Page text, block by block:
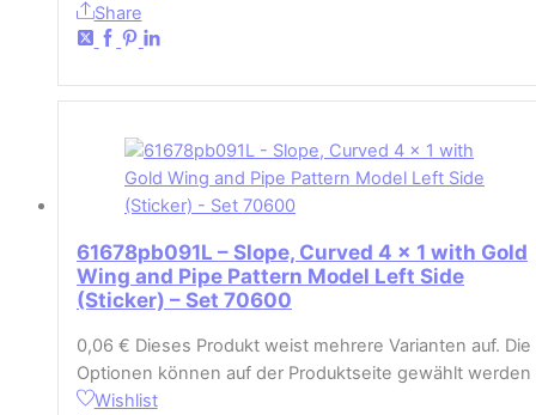
Share
61678pb091L – Slope, Curved 4 x 1 with Gold
Wing and Pipe Pattern Model Left Side
(Sticker) – Set 70600
0,06 € Dieses Produkt weist mehrere Varianten auf. Die
Optionen können auf der Produktseite gewählt werden
Wishlist